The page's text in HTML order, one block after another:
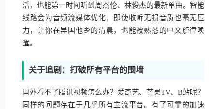
活，也能第一时间听到周杰伦、林俊杰的最新单曲。智能
线路会为音频流媒体优化，即使收听无损音质也毫无压
力，让你在异国他乡的清晨，也能被熟悉的中文旋律唤
醒。
关于追剧：打破所有平台的围墙
国外看不了腾讯视频怎么办？爱奇艺、芒果TV、B站呢？
同样的问题存在于几乎所有主流平台。有了可靠的加速